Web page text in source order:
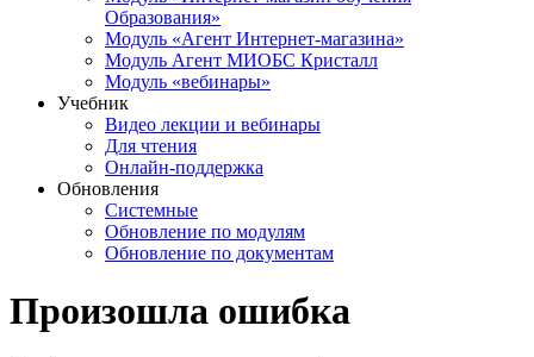
Образования»
Модуль «Агент Интернет-магазина»
Модуль Агент МИОБС Кристалл
Модуль «вебинары»
Учебник
Видео лекции и вебинары
Для чтения
Онлайн-поддержка
Обновления
Системные
Обновление по модулям
Обновление по документам
Произошла ошибка